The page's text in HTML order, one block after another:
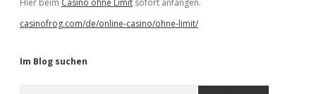
Hier beim Casino ohne Limit sofort anfangen.
casinofrog.com/de/online-casino/ohne-limit/
Im Blog suchen